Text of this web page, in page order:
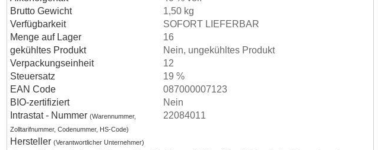
Brutto Gewicht
1,50 kg
Verfügbarkeit
SOFORT LIEFERBAR
Menge auf Lager
16
gekühltes Produkt
Nein, ungekühltes Produkt
Verpackungseinheit
12
Steuersatz
19 %
EAN Code
087000007123
BIO-zertifiziert
Nein
Intrastat - Nummer(Warennummer,
Zolltarifnummer, Codenummer, HS-Code)
22084011
Hersteller(Verantwortlicher Unternehmer)